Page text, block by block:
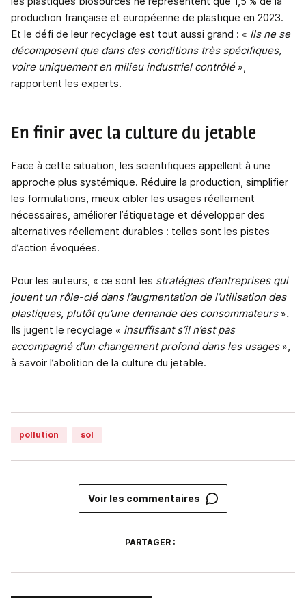
production française et européenne de plastique en 2023.
Et le défi de leur recyclage est tout aussi grand : « Ils ne se
décomposent que dans des conditions très spécifiques,
voire uniquement en milieu industriel contrôlé»,
rapportent les experts.
En finir avec la culture du jetable
Face à cette situation, les scientifiques appellent à une
approche plus systémique. Réduire la production, simplifier
les formulations, mieux cibler les usages réellement
nécessaires, améliorer l’étiquetage et développer des
alternatives réellement durables : telles sont les pistes
d’action évoquées.
Pour les auteurs, « ce sont les stratégies d’entreprises qui
jouent un rôle-clé dans l’augmentation de l’utilisation des
plastiques, plutôt qu’une demande des consommateurs».
Ils jugent le recyclage « insuffisant s’il n’est pas
accompagné d’un changement profond dans les usages»,
à savoir l’abolition de la culture du jetable.
pollution sol
Voir les commentaires
PARTAGER :